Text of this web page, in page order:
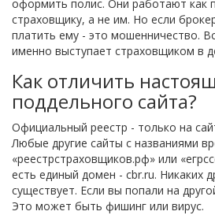
оформить полис. Они работают как
страховщику, а не им. Но если
платить ему - это мошенничество.
именно выступает страховщиком в
Как отличить
поддельного сайта?
Официальный реестр - только на
Любые другие сайты с названиями
«реестрстраховщиков.рф» или
есть единый домен - cbr.ru. Никаких
существует. Если вы попали на
Это может быть фишинг или вирус.